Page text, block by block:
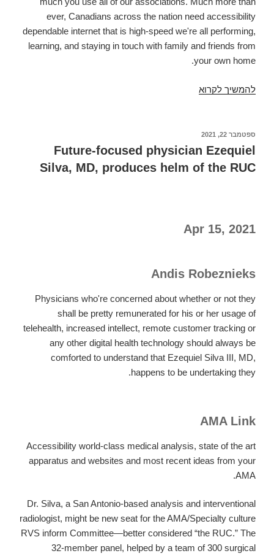
ever, Canadians across the nation need accessibility
dependable internet that is high-speed we're all performing,
learning, and staying in touch with family and friends from
your own home.
להמשיך לקרוא
bring
Internet
to
Tors
Cove
and
Mobile
פורסם
ב
ספטמבר 22, 2021
Future-focused physician Ezequiel
Silva, MD, produces helm of the RUC
Apr 15, 2021
Andis Robeznieks
Physicians who're concerned about whether or not they
shall be pretty remunerated for his or her usage of
telehealth, increased intellect, remote customer tracking or
any other digital health technology should always be
comforted to understand that Ezequiel Silva III, MD,
happens to be undertaking they.
AMA Link
Accessibility world-class medical analysis, state of the art
apparatus and websites and most recent ideas from your
AMA.
Dr. Silva, a San Antonio-based analysis and interventional
radiologist, might be new seat for the AMA/Specialty culture
RVS inform Committee—better considered “the RUC.” The
32-member panel, helped by a team of 300 surgical